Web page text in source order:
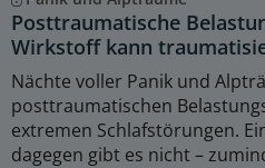
Posttraumatische
Wirkstoff kann
Nächte voller Panik und
posttraumatischen
extremen Schlafstörungen.
dagegen gibt es nicht –